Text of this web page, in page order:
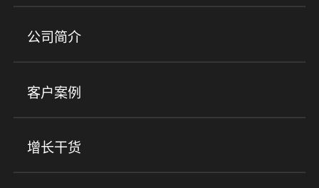
培训机构 职业技能培训 兴趣培训
金融行业
心理机构
产品
小程序商城 ERP 企微SCRM
社群圈子
公司简介
客户案例
增长干货